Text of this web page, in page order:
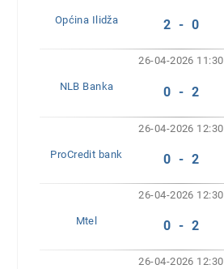
Općina Ilidža 2 - 0
26-04-2026 11:30
NLB Banka 0 - 2
26-04-2026 12:30
ProCredit bank 0 - 2
26-04-2026 12:30
Mtel 0 - 2
26-04-2026 12:30